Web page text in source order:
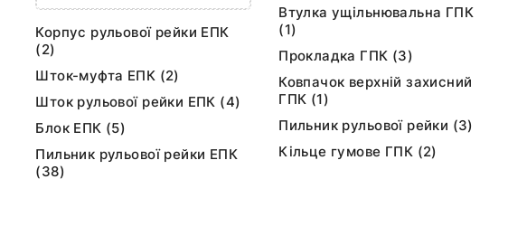
Корпус рульової рейки ЕПК
(2)
Шток-муфта ЕПК (2)
Шток рульової рейки ЕПК (4)
Блок ЕПК (5)
Пильник рульової рейки ЕПК
(38)
Втулка ущільнювальна ГПК
(1)
Прокладка ГПК (3)
Ковпачок верхній захисний
ГПК (1)
Пильник рульової рейки (3)
Кільце гумове ГПК (2)